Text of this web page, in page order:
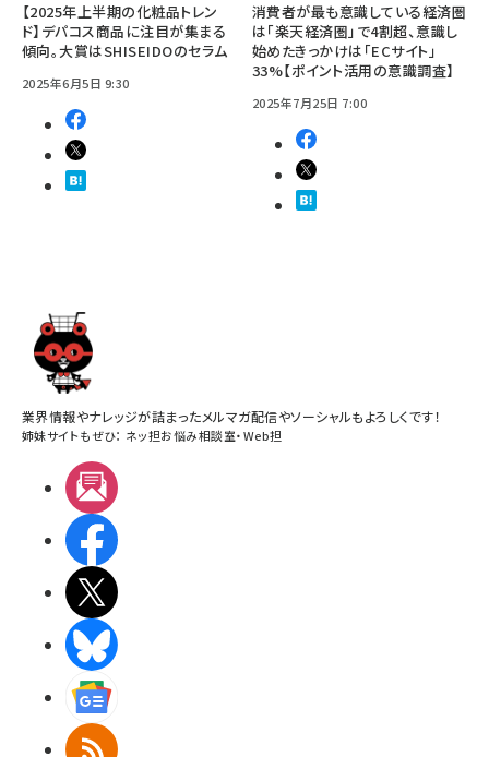
【2025年上半期の化粧品トレン
ド】デパコス商品に注目が集まる
傾向。大賞はSHISEIDOのセラム
2025年6月5日 9:30
消費者が最も意識している経済圏
は「楽天経済圏」で4割超、意識し
始めたきっかけは「ECサイト」
33%【ポイント活用の意識調査】
2025年7月25日 7:00
業界情報やナレッジが詰まったメルマガ配信やソーシャルもよろしくです！
姉妹サイトもぜひ： ネッ担お悩み相談室・Web担
RSS